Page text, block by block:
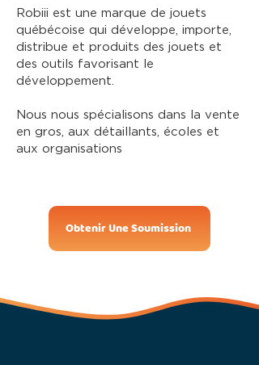
Add to Bag
Go to Checkout
Product Details
Brand:Robiii
This sensory toy is the combination of a
Sold In Sets of 24 units
Unit Price: 3.99$
SET: 24
Show More
Display prices in:
Robiii est une marque de jouets
québécoise qui développe, importe,
distribue et produits des jouets et
des outils favorisant le
développement.
Nous nous spécialisons dans la vente
en gros, aux détaillants, écoles et
aux organisations
Obtenir Une Soumission